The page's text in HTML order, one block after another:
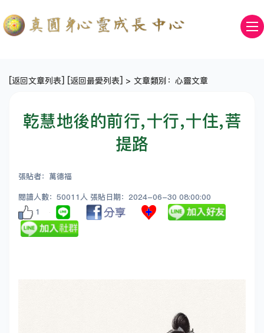
[返回文章列表] [返回最愛列表] > 文章類別：心靈文章
乾慧地後的前行,十行,十住,菩
提路
張貼者：萬德福
閱讀人數：50011人 張貼日期：2024-06-30 08:00:00
1